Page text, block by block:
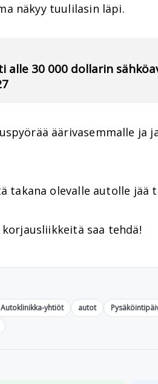
näkyy tuulilasin läpi.
alle 30 000 dollarin
äärivasemmalle
takana olevalle autolle jää
saa tehdä!
Autoklinikka-yhtiöt autot